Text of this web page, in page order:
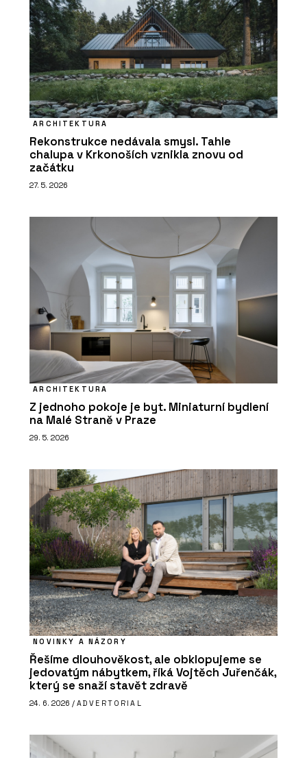
ARCHITEKTURA
Rekonstrukce nedávala smysl. Tahle
chalupa v Krkonoších vznikla znovu od
začátku
27. 5. 2026
ARCHITEKTURA
Z jednoho pokoje je byt. Miniaturní bydlení
na Malé Straně v Praze
29. 5. 2026
NOVINKY A NÁZORY
Řešíme dlouhověkost, ale obklopujeme se
jedovatým nábytkem, říká Vojtěch Juřenčák,
který se snaží stavět zdravě
24. 6. 2026 / ADVERTORIAL